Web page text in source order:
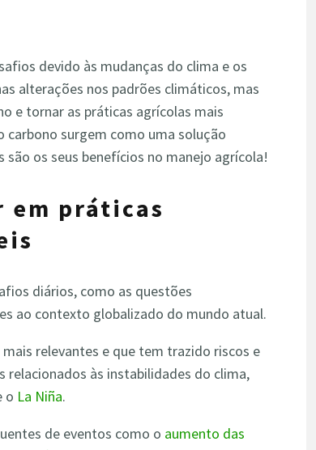
devido às mudanças do clima e os
alterações nos padrões climáticos, mas
e tornar as práticas agrícolas mais
surgem como uma solução
são os seus benefícios no manejo agrícola!
práticas
diários, como as questões
ao contexto globalizado do mundo atual.
relevantes e que tem trazido riscos e
às instabilidades do clima,
o La Niña.
de eventos como o aumento das